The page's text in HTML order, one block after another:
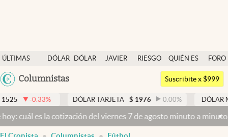
ÚLTIMAS
NOTICIAS
DÓLAR
DÓLAR
JAVIER
RIESGO
QUIÉN ES
QUIÉN
FORO
Argentina
México
Columnistas
Dólar
Members
Economía y Política
Finanzas y Mercados
Suscribite x $999
% DÓLAR TARJETA $ 1976 0.00% DÓLAR MEP $
la cotización del viernes 7 de agosto minuto a minutoDólar hoy